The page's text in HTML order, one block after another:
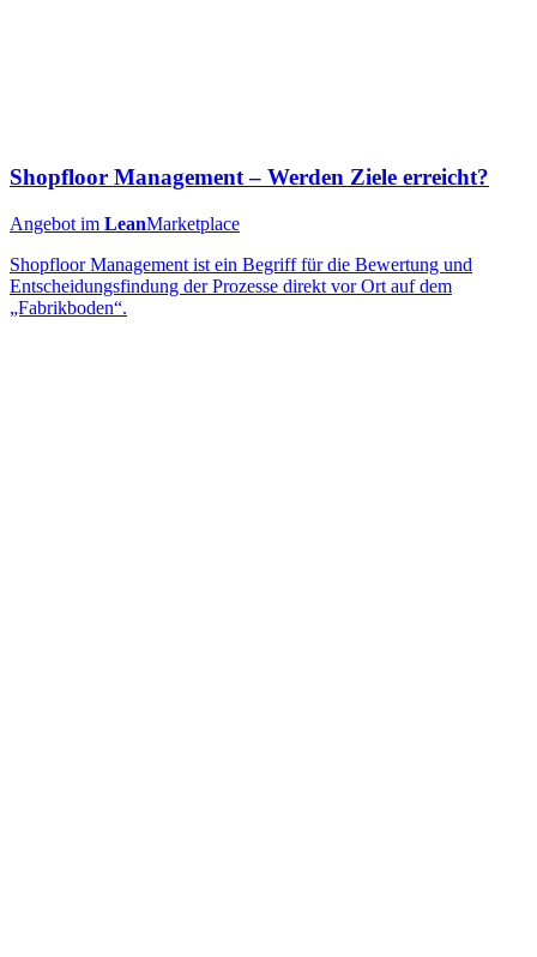
Shopfloor Management – Werden Ziele erreicht?
Angebot im LeanMarketplace
Shopfloor Management ist ein Begriff für die Bewertung und
Entscheidungsfindung der Prozesse direkt vor Ort auf dem
„Fabrikboden“.